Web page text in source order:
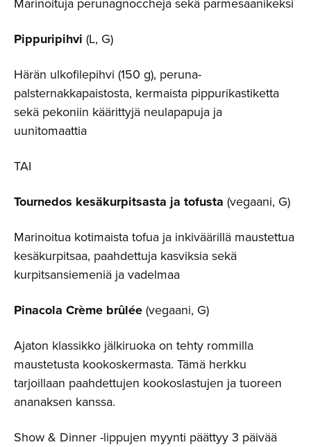
Pippuripihvi (L, G)
Härän ulkofilepihvi (150 g), peruna-
palsternakkapaistosta, kermaista pippurikastiketta
sekä pekoniin käärittyjä neulapapuja ja
uunitomaattia
TAI
Tournedos kesäkurpitsasta ja tofusta (vegaani, G)
Marinoitua kotimaista tofua ja inkiväärillä maustettua
kesäkurpitsaa, paahdettuja kasviksia sekä
kurpitsansiemeniä ja vadelmaa
Pinacola Crème brûlée(vegaani, G)
Ajaton klassikko jälkiruoka on tehty rommilla
maustetusta kookoskermasta. Tämä herkku
tarjoillaan paahdettujen kookoslastujen ja tuoreen
ananaksen kanssa.
Show & Dinner -lippujen myynti päättyy 3 päivää